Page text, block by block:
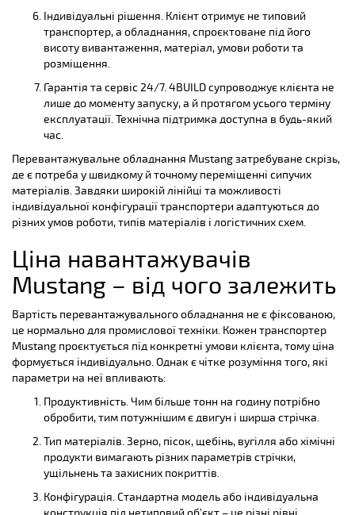
Індивідуальні рішення. Клієнт отримує не типовий
транспортер, а обладнання, спроєктоване під його
висоту вивантаження, матеріал, умови роботи та
розміщення.
Гарантія та сервіс 24/7. 4BUILD супроводжує клієнта не
лише до моменту запуску, а й протягом усього терміну
експлуатації. Технічна підтримка доступна в будь-який
час.
Перевантажувальне обладнання Mustang затребуване скрізь,
де є потреба у швидкому й точному переміщенні сипучих
матеріалів. Завдяки широкій лінійці та можливості
індивідуальної конфігурації транспортери адаптуються до
різних умов роботи, типів матеріалів і логістичних схем.
Ціна навантажувачів
Mustang – від чого залежить
Вартість перевантажувального обладнання не є фіксованою,
це нормально для промислової техніки. Кожен транспортер
Mustang проєктується під конкретні умови клієнта, тому ціна
формується індивідуально. Однак є чітке розуміння того, які
параметри на неї впливають:
Продуктивність. Чим більше тонн на годину потрібно
обробити, тим потужнішим є двигун і ширша стрічка.
Тип матеріалів. Зерно, пісок, щебінь, вугілля або хімічні
продукти вимагають різних параметрів стрічки,
ущільнень та захисних покриттів.
Конфігурація. Стандартна модель або індивідуальна